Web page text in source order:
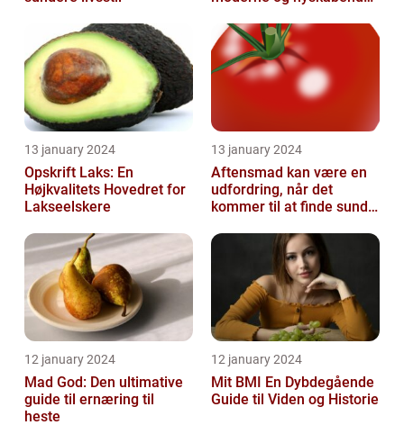
13 january 2024
Opskrift Laks: En
Højkvalitets Hovedret for
Lakseelskere
13 january 2024
Aftensmad kan være en
udfordring, når det
kommer til at finde sunde
samtidi...
12 january 2024
Mad God: Den ultimative
guide til ernæring til
heste
12 january 2024
Mit BMI En Dybdegående
Guide til Viden og Historie